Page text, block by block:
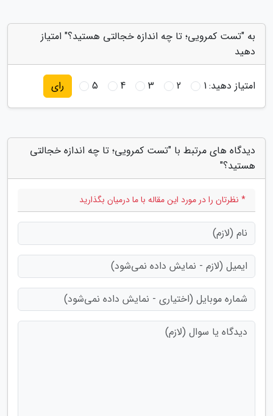
به "تست کمرویی؛ تا چه اندازه خجالتی هستید؟" امتیاز
دهید
امتیاز دهید:1
2
3
4
5 رای
دیدگاه های مرتبط با "تست کمرویی؛ تا چه اندازه خجالتی
هستید؟"
* نظرتان را در مورد این مقاله با ما درمیان بگذارید